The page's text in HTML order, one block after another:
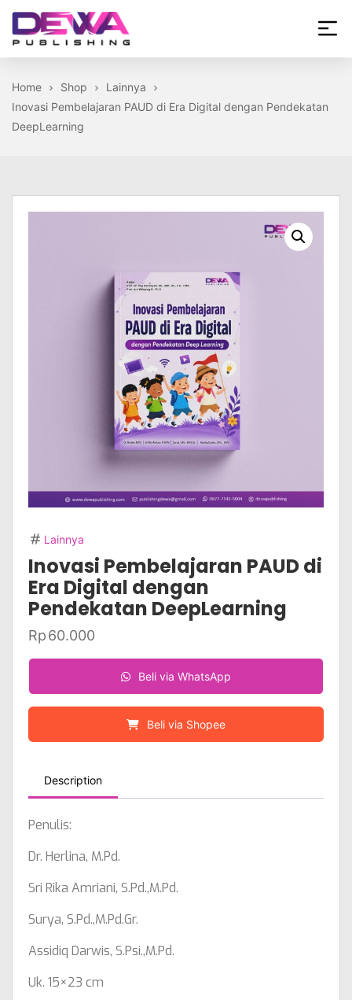
Skip
theDewa
Home
Shop
Lainnya
Inovasi Pembelajaran PAUD di Era Digital dengan Pendekatan
DeepLearning
Lainnya
Inovasi Pembelajaran PAUD di
Era Digital dengan
Pendekatan DeepLearning
Rp60.000
Beli via WhatsApp
Beli via Shopee
Description
Penulis:
Dr. Herlina, M.Pd.
Sri Rika Amriani, S.Pd.,M.Pd.
Surya, S.Pd.,M.Pd.Gr.
Assidiq Darwis, S.Psi.,M.Pd.
Uk. 15×23 cm